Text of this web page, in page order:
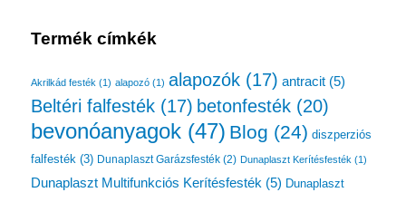
Termék címkék
Akrilkád festék (1) alapozó(1) alapozók(17) antracit(5)
Beltéri falfesték(17) betonfesték(20)
bevonóanyagok(47) Blog (24) diszperziós
falfesték (3) Dunaplaszt Garázsfesték(2) Dunaplaszt Kerítésfesték (1)
Dunaplaszt Multifunkciós Kerítésfesték (5) Dunaplaszt